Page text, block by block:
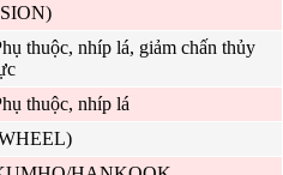
thuộc, nhíp lá, giảm chấn thủy
thuộc, nhíp lá